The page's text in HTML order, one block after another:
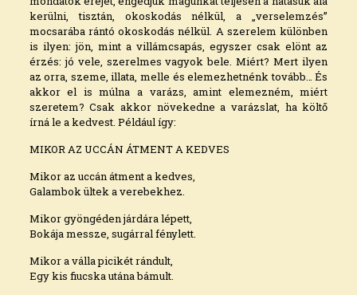
kerülni, tisztán, okoskodás nélkül, a „verselemzés”
mocsarába rántó okoskodás nélkül. A szerelem különben
is ilyen: jön, mint a villámcsapás, egyszer csak elönt az
érzés: jó vele, szerelmes vagyok bele. Miért? Mert ilyen
az orra, szeme, illata, melle és elemezhetnénk tovább… És
akkor el is múlna a varázs, amint elemezném, miért
szeretem? Csak akkor növekedne a varázslat, ha költő
írná le a kedvest. Például így:
MIKOR AZ UCCÁN ÁTMENT A KEDVES
Mikor az uccán átment a kedves,
Galambok ültek a verebekhez.
Mikor gyöngéden járdára lépett,
Bokája messze, sugárral fénylett.
Mikor a válla picikét rándult,
Egy kis fiucska utána bámult.